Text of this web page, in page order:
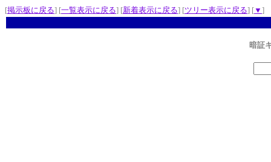
[掲示板に戻る] [一覧表示に戻る] [新着表示に戻る] [ツリー表示に戻る] [▼ ]
暗証